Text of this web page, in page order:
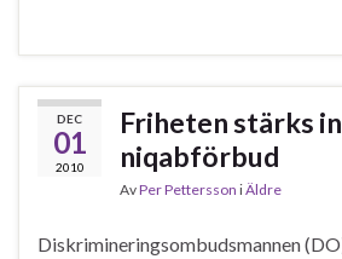
DEC
01
2010
Friheten stärks
niqabförbud
AvPer Pettersson iÄldre
Diskrimineringsombudsmannen